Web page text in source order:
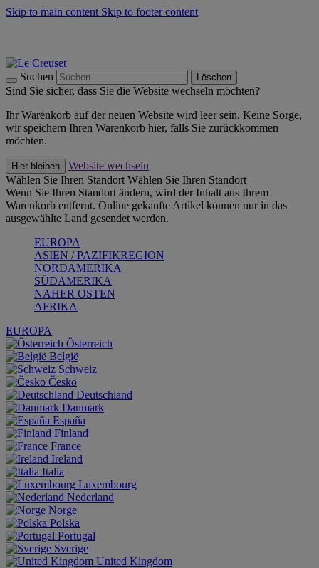
Skip to main content Skip to footer content
Suchen Löschen
Sind Sie sicher, dass Sie die Website wechseln möchten?
Ihr Warenkorb auf der neuen Website wird leer sein. Keine Sorge,
wir speichern Ihren Warenkorb hier, falls Sie zurückkommen
möchten.
Hier bleiben
Website wechseln
Wählen Sie Ihren Standort Wählen Sie Ihren Standort
Wenn Sie Ihren Standort ändern, wird der Inhalt aus Ihrem
Warenkorb entfernt. Online gekaufte Artikel können nur in das
ausgewählte Land gesendet werden.
EUROPA
ASIEN / PAZIFIKREGION
NORDAMERIKA
SÜDAMERIKA
NAHER OSTEN
AFRIKA
EUROPA
Österreich
België
Schweiz
Česko
Deutschland
Danmark
España
Finland
France
Ireland
Italia
Luxembourg
Nederland
Norge
Polska
Portugal
Sverige
United Kingdom